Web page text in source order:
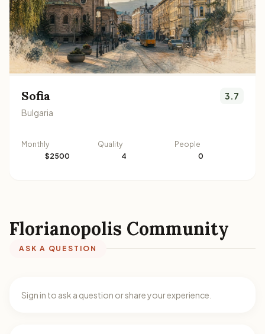
Sofia
Bulgaria
3.7
Monthly
$2500
Quality
4
People
0
Florianopolis Community
ASK A QUESTION
Sign in to ask a question or share your experience.